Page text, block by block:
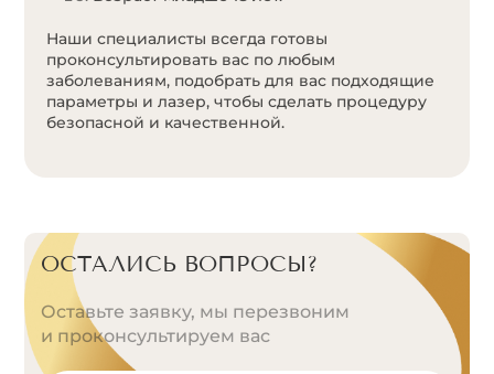
Наши специалисты всегда готовы
проконсультировать вас по любым
заболеваниям, подобрать для вас подходящие
параметры и лазер, чтобы сделать процедуру
безопасной и качественной.
ОСТАЛИСЬ ВОПРОСЫ?
Оставьте заявку, мы перезвоним
и проконсультируем вас